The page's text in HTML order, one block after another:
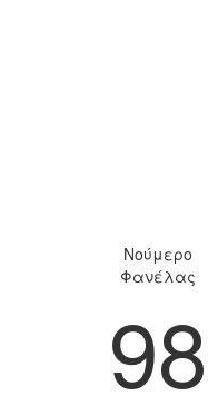
Νούμερο
Φανέλας
98